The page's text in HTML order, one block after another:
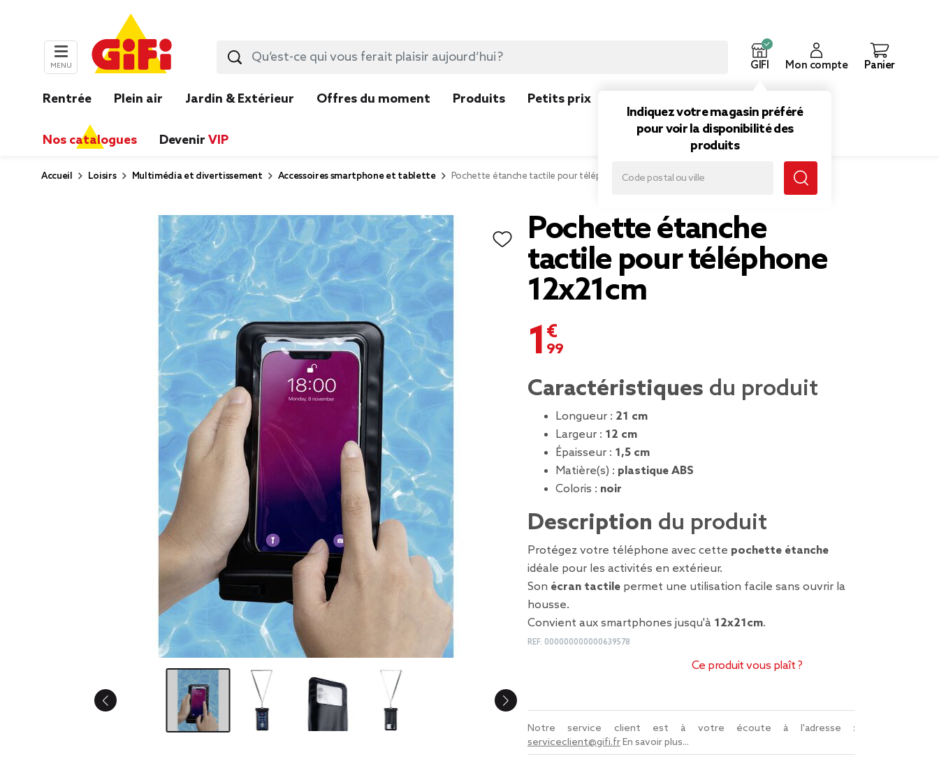
MENU GIFI
Indiquez votre magasin préféré
pour voir la disponibilité des
produits
Mon compte Panier
Rentrée Plein air Jardin & Extérieur Offres du moment Produits Petits prix
Nos catalogues Devenir VIP
Accueil Loisirs Multimédia et divertissement Accessoires smartphone et tablette Pochette étanche tactile pour téléphone 12x21cm
Pochette étanche
tactile pour téléphone
12x21cm
1,99 €
Caractéristiques du produit
Longueur : 21 cm
Largeur : 12 cm
Épaisseur : 1,5 cm
Matière(s) : plastique ABS
Coloris : noir
Description du produit
Protégez votre téléphone avec cette pochette étanche
idéale pour les activités en extérieur.
Son écran tactile permet une utilisation facile sans ouvrir la
housse.
Convient aux smartphones jusqu'à 12x21cm.
REF. 000000000000639578
Ce produit vous plaît ?
Notre service client est à votre écoute à l'adresse :
serviceclient@gifi.frEn savoir plus...